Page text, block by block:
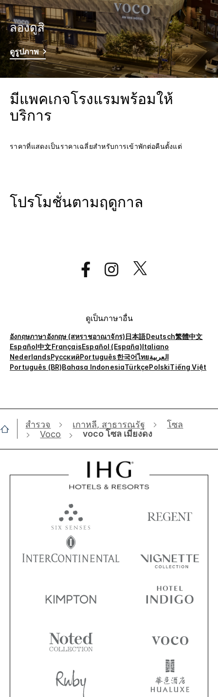
ลองดูสิ
ดูรูปภาพ
มีแพคเกจโรงแรมพร้อมให้
บริการ
ราคาที่แสดงเป็นราคาเฉลี่ยสำหรับการเข้าพักต่อคืนตั้งแต่
โปรโมชั่นตามฤดูกาล
ดูเป็นภาษาอื่น
อังกฤษภาษาอังกฤษ (สหราชอาณาจักร)日本語Deutsch繁體中文
Español中文FrançaisEspañol (España)Italiano
NederlandsРусскийPortuguês한국어ไทยالعربية
Português (BR)Bahasa IndonesiaTürkçePolskiTiếng Việt
สำรวจ เกาหลี, สาธารณรัฐ
โซล
Voco
voco โซล เมียงดง